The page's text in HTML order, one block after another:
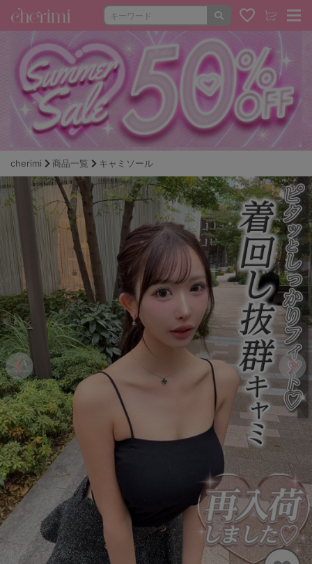
cherimi 商品一覧 キャミソール